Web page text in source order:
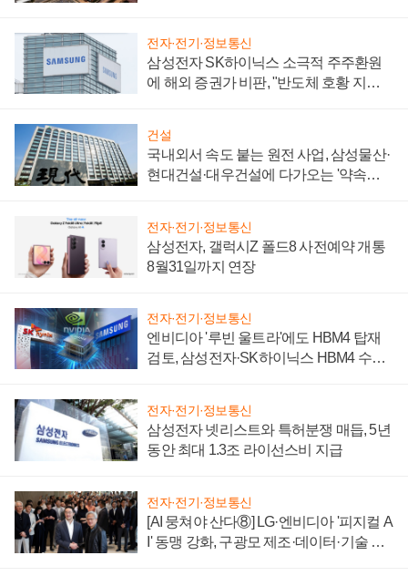
전자·전기·정보통신
삼성전자 SK하이닉스 소극적 주주환원
에 해외 증권가 비판, "반도체 호황 지속
건설
국내외서 속도 붙는 원전 사업, 삼성물산·
현대건설·대우건설에 다가오는 '약속의
전자·전기·정보통신
삼성전자, 갤럭시Z 폴드8 사전예약 개통
8월31일까지 연장
전자·전기·정보통신
엔비디아 '루빈 울트라'에도 HBM4 탑재
검토, 삼성전자·SK하이닉스 HBM4 수율
전자·전기·정보통신
삼성전자 넷리스트와 특허분쟁 매듭, 5년
동안 최대 1.3조 라이선스비 지급
전자·전기·정보통신
[AI 뭉쳐야 산다⑧] LG·엔비디아 '피지컬 A
I' 동맹 강화, 구광모 제조·데이터·기술 결